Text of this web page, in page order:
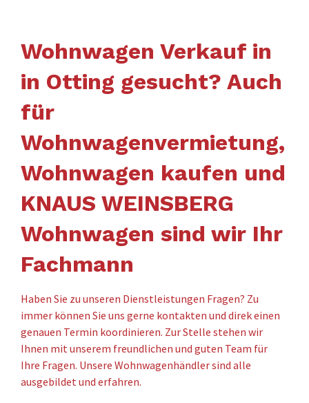
Wohnwagen Verkauf in
in Otting gesucht? Auch
für
Wohnwagenvermietung,
Wohnwagen kaufen und
KNAUS WEINSBERG
Wohnwagen sind wir Ihr
Fachmann
Haben Sie zu unseren Dienstleistungen Fragen? Zu
immer können Sie uns gerne kontakten und direk einen
genauen Termin koordinieren. Zur Stelle stehen wir
Ihnen mit unserem freundlichen und guten Team für
Ihre Fragen. Unsere Wohnwagenhändler sind alle
ausgebildet und erfahren.